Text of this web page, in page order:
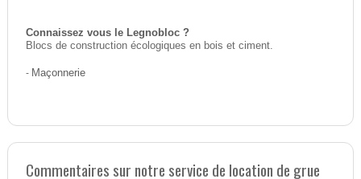
Connaissez vous le Legnobloc ?
Blocs de construction écologiques en bois et ciment.
- Maçonnerie
Commentaires sur notre service de location de grue